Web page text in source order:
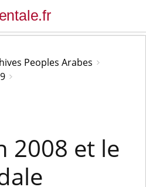
Peoples Arabes
2008 et le